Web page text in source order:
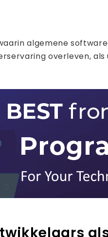
algemene
overleven,